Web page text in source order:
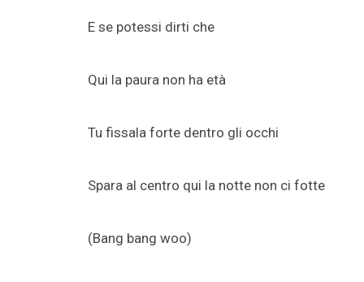
E se potessi dirti che
Qui la paura non ha età
Tu fissala forte dentro gli occhi
Spara al centro qui la notte non ci fotte
(Bang bang woo)